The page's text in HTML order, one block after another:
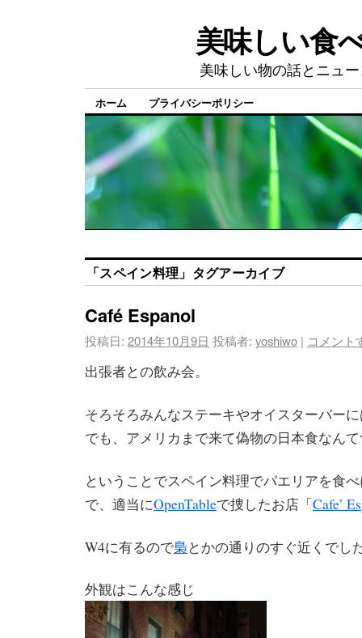
美味しい食
美味しい物の話とニュ
ホーム プライバシーポリシー
「スペイン料理 」タグアーカイブ
Café Espanol
投稿日: 2014年10月9日 投稿者: yoshiwo | コメント
出張者との飲み会。
そろそろみんなステーキやオイスターバー
でも、アメリカまで来て偽物の日本食なん
ということでスペイン料理でパエリアを食
で、適当にOpenTableで捜したお店「Cafe’
W4に有るので梟とかの通りのすぐ近くでし
外観はこんな感じ